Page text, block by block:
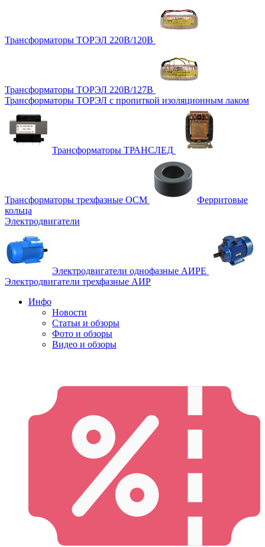
Трансформаторы ТОРЭЛ 220В/120В
Трансформаторы ТОРЭЛ 220В/127В
Трансформаторы ТОРЭЛ с пропиткой изоляционным лаком
Трансформаторы ТРАНСЛЕД
Трансформаторы трехфазные ОСМ
Ферритовые
кольца
Электродвигатели
Электродвигатели однофазные АИРЕ
Электродвигатели трехфазные АИР
Инфо
Новости
Статьи и обзоры
Фото и обзоры
Видео и обзоры